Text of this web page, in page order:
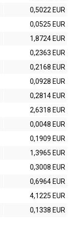
0,5022 EUR
0,0525 EUR
1,8724 EUR
0,2363 EUR
0,2168 EUR
0,0928 EUR
0,2814 EUR
2,6318 EUR
0,0048 EUR
0,1909 EUR
1,3965 EUR
0,3008 EUR
0,6964 EUR
4,1225 EUR
0,1338 EUR